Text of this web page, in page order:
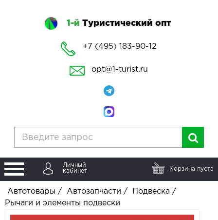
1-й Туристический опт
+7 (495) 183-90-12
opt@1-turist.ru
Личный
кабинет
Корзина пуста
Автотовары / Автозапчасти / Подвеска /
Рычаги и элементы подвески